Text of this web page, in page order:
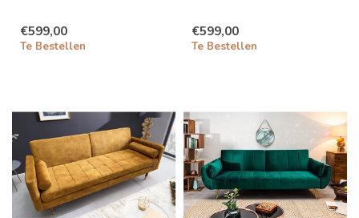
€599,00
Te Bestellen
€599,00
Te Bestellen